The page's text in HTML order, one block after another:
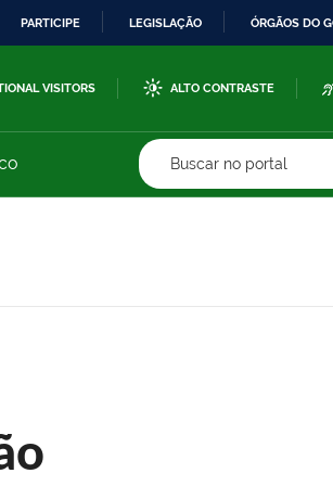
PARTICIPE LEGISLAÇÃO ÓRGÃOS DO
VISITORS ALTO CONTRASTE
Buscar no portal